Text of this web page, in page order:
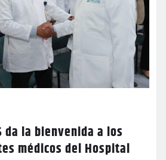
da la bienvenida a los
médicos del Hospital